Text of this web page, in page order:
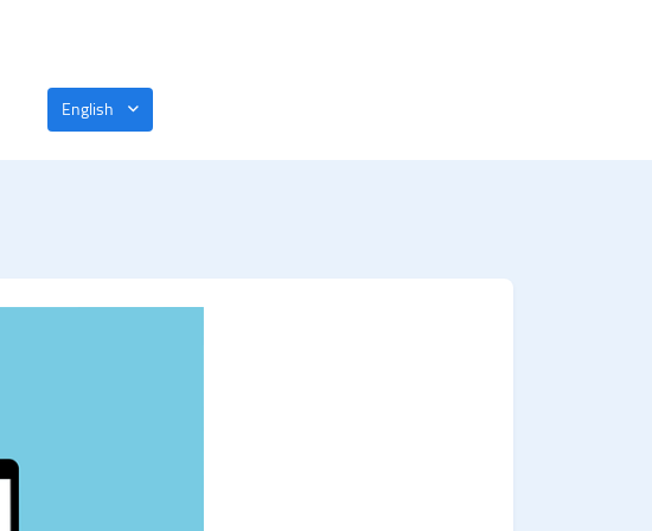
English